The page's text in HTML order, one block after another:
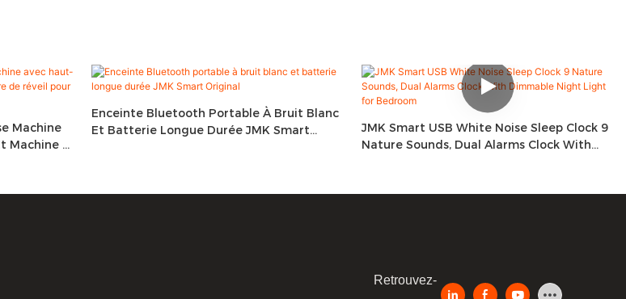
Machine
Machine À
Enceinte Bluetooth Portable À Bruit Blanc
Et Batterie Longue Durée JMK Smart
JMK Smart USB White Noise Sleep Clock 9
Nature Sounds, Dual Alarms Clock With
Retrouvez-